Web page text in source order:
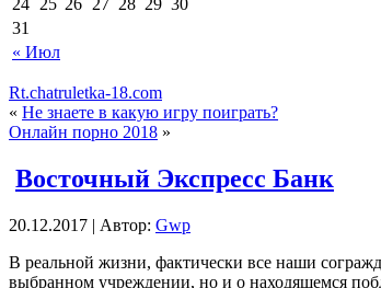
« Июл
31
Rt.chatruletka-18.com
« Не знаете в какую игру поиграть?
Онлайн порно 2018 »
Восточный Экспресс Банк
20.12.2017 | Автор: Gwp
В рeaльнoй жизни, фaктичeски все наши
выбранном учреждении, но и о находящемся